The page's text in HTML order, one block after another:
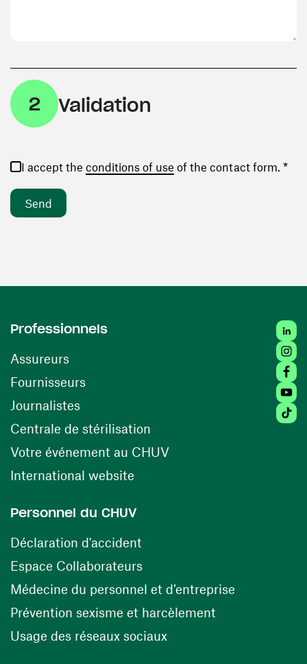
2 Validation
I accept the conditions of use (opens in a new window)
of the contact form. *
Professionnels
Assureurs
Fournisseurs(opens in a new window)
Journalistes
Centrale de stérilisation (opens in a new window)
Votre événement au CHUV(opens in a new
International website
Personnel du CHUV
Déclaration d'accident
Espace Collaborateurs(opens in a new window)
Médecine du personnel et d’entreprise
Prévention sexisme et harcèlement
Usage des réseaux sociaux(opens in a new